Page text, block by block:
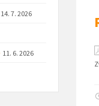
14. 7. 2026
11. 6. 2026